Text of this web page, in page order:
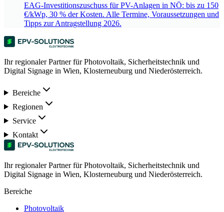
EAG-Investitionszuschuss für PV-Anlagen in NÖ: bis zu 150
€/kWp, 30 % der Kosten. Alle Termine, Voraussetzungen und
Tipps zur Antragstellung 2026.
Ihr regionaler Partner für Photovoltaik, Sicherheitstechnik und
Digital Signage in Wien, Klosterneuburg und Niederösterreich.
Bereiche
Regionen
Service
Kontakt
Ihr regionaler Partner für Photovoltaik, Sicherheitstechnik und
Digital Signage in Wien, Klosterneuburg und Niederösterreich.
Bereiche
Photovoltaik